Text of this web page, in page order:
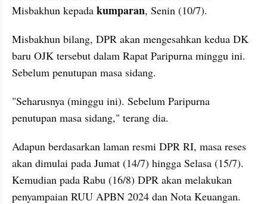
Misbakhun kepada kumparan, Senin (10/7).
Misbakhun bilang, DPR akan mengesahkan kedua DK
baru OJK tersebut dalam Rapat Paripurna minggu ini.
Sebelum penutupan masa sidang.
"Seharusnya (minggu ini). Sebelum Paripurna
penutupan masa sidang," terang dia.
Adapun berdasarkan laman resmi DPR RI, masa reses
akan dimulai pada Jumat (14/7) hingga Selasa (15/7).
Kemudian pada Rabu (16/8) DPR akan melakukan
penyampaian RUU APBN 2024 dan Nota Keuangan.